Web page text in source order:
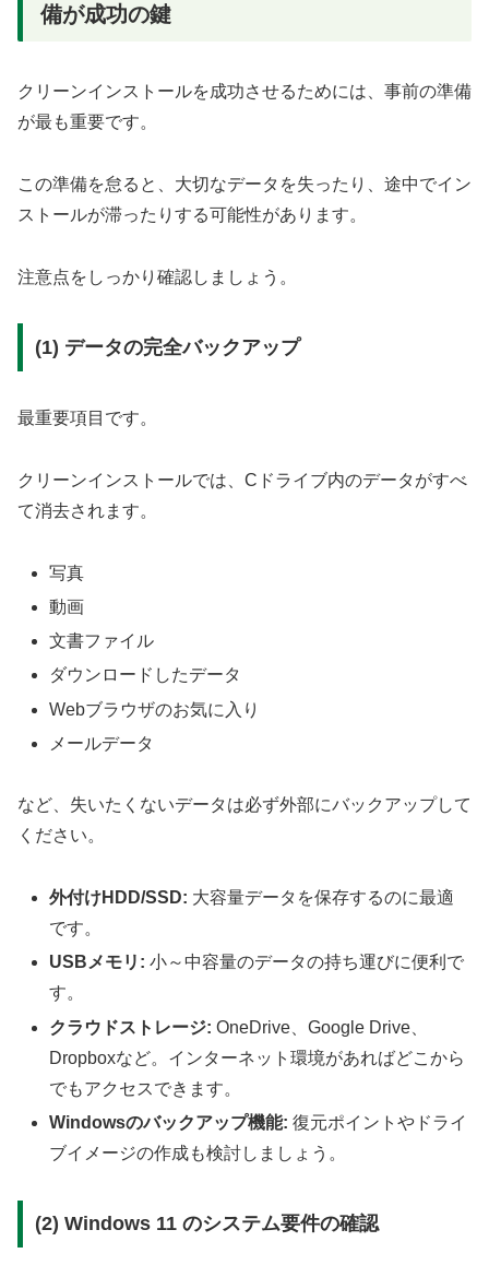
備が成功の鍵
クリーンインストールを成功させるためには、事前の準備
が最も重要です。
この準備を怠ると、大切なデータを失ったり、途中でイン
ストールが滞ったりする可能性があります。
注意点をしっかり確認しましょう。
(1) データの完全バックアップ
最重要項目です。
クリーンインストールでは、Cドライブ内のデータがすべ
て消去されます。
写真
動画
文書ファイル
ダウンロードしたデータ
Webブラウザのお気に入り
メールデータ
など、失いたくないデータは必ず外部にバックアップして
ください。
外付けHDD/SSD: 大容量データを保存するのに最適
です。
USBメモリ: 小～中容量のデータの持ち運びに便利で
す。
クラウドストレージ: OneDrive、Google Drive、
Dropboxなど。インターネット環境があればどこから
でもアクセスできます。
Windowsのバックアップ機能: 復元ポイントやドライ
ブイメージの作成も検討しましょう。
(2) Windows 11 のシステム要件の確認